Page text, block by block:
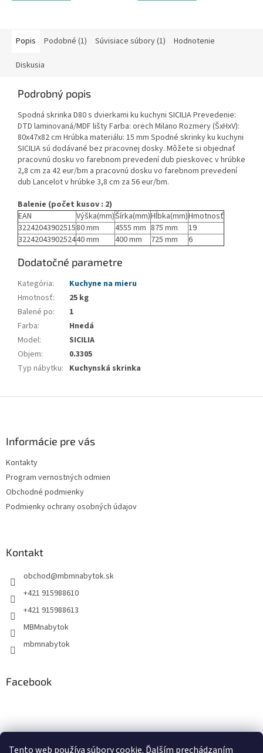
Tento web používa súbory cookie. Ďalším prechádzaním
Popis Podobné (1) Súvisiace súbory (1) Hodnotenie
Diskusia
Podrobný popis
Spodná skrinka D80 s dvierkami ku kuchyni SICILIA Prevedenie:
DTD laminovaná/MDF lišty Farba: orech Milano Rozmery (ŠxHxV):
80x47x82 cm Hrúbka materiálu: 15 mm Spodné skrinky ku kuchyni
SICILIA sú dodávané bez pracovnej dosky. Môžete si objednať
pracovnú dosku vo farebnom prevedení dub pieskovec v hrúbke
2,8 cm za 42 eur/bm a pracovnú dosku vo farebnom prevedení
dub Lancelot v hrúbke 3,8 cm za 56 eur/bm.
Balenie (počet kusov : 2)
EAN
Výška(mm)Šírka(mm)Hĺbka(mm)Hmotnosť
3224204390251580 mm 4555 mm 875 mm
19
3224204390252440 mm 400 mm 725 mm 6
Dodatočné parametre
Kategória:
Kuchyne na mieru
Hmotnosť:
25 kg
Balené po:
1
Farba:
Hnedá
Model:
SICILIA
Objem:
0.3305
Typ nábytku: Kuchynská skrinka
Informácie pre vás
Kontakty
Program vernostných odmien
Obchodné podmienky
Podmienky ochrany osobných údajov
Kontakt
obchod@mbmnabytok.sk
+421 915988610
+421 915988613
MBMnabytok
mbmnabytok
Facebook
Nákupný košík